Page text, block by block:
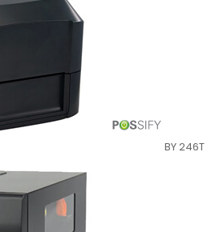
BY 246T